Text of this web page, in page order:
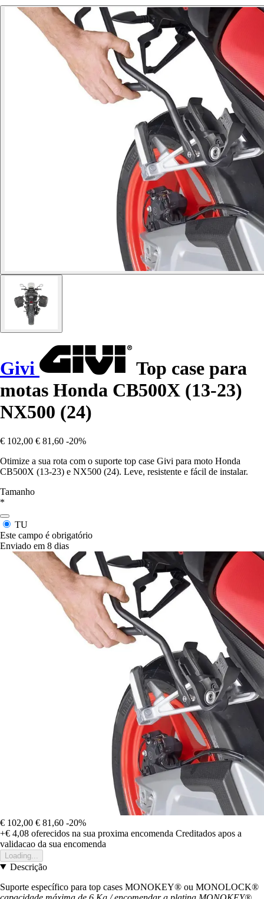
Givi
Top case para
motas Honda CB500X (13-23)
NX500 (24)
€ 102,00 € 81,60 -20%
Otimize a sua rota com o suporte top case Givi para moto Honda
CB500X (13-23) e NX500 (24). Leve, resistente e fácil de instalar.
Tamanho
*
TU
Este campo é obrigatório
Enviado em 8 dias
€ 102,00 € 81,60 -20%
+€ 4,08 oferecidos na sua proxima encomenda Creditados apos a
validacao da sua encomenda
Loading...
Descrição
Suporte específico para top cases MONOKEY® ou MONOLOCK®